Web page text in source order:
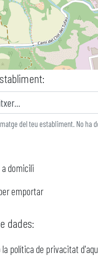
del teu establiment. No ha
domicili
emportar
dades:
la política de privacitat